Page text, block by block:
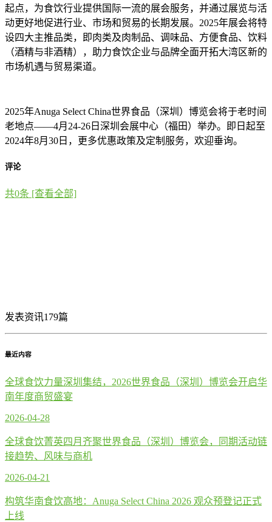
起点，为食饮行业提供国际一流的展会服务，并通过展览与活
动更好地促进行业、市场和贸易的长期发展。2025年展会将特
设四大主推品类，即肉类及肉制品、调味品、方便食品、饮料
（酒精与非酒精），助力食饮企业与品牌全面开拓大湾区新的
市场机遇与贸易渠道。
2025年Anuga Select China世界食品（深圳）博览会将于老时间
老地点——4月24-26日深圳会展中心（福田）举办。即日起至
2024年8月30日，更多优惠政策及定制服务，欢迎垂询。
评论
共0条 [查看全部]
发表资讯179篇
最近内容
全球食饮力量深圳集结，2026世界食品（深圳）博览会开启华
南年度商贸盛宴
2026-04-28
全球食饮菁英四月齐聚世界食品（深圳）博览会，同期活动链
接趋势、风味与商机
2026-04-21
构筑华南食饮高地：Anuga Select China 2026 观众预登记正式
上线